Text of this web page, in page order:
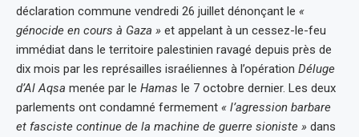
déclaration commune vendredi 26 juillet dénonçant le «
génocide en cours à Gaza » et appelant à un cessez-le-feu
immédiat dans le territoire palestinien ravagé depuis près de
dix mois par les représailles israéliennes à l’opération Déluge
d’Al Aqsa menée par le Hamas le 7 octobre dernier. Les deux
parlements ont condamné fermement « l’agression barbare
et fasciste continue de la machine de guerre sioniste » dans